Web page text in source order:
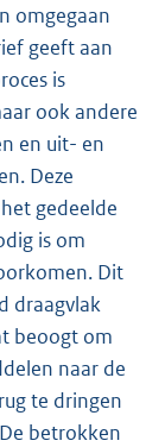
omgegaan
geeft aan
is
ook andere
en uit- en
Deze
gedeelde
is om
Dit
draagvlak
beoogt om
naar de
te dringen
betrokken